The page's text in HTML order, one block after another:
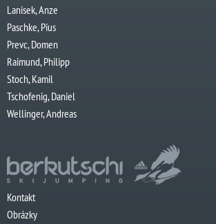
Lanisek, Anze
Paschke, Pius
Prevc, Domen
Raimund, Philipp
Stoch, Kamil
Tschofenig, Daniel
Wellinger, Andreas
Kontakt
Obrázky